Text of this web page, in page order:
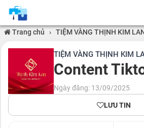
Trang chủ › TIỆM VÀNG THỊNH KIM
TIỆM VÀNG THỊNH KIM
Content
Ngày đăng: 13/09/2025
LƯU TIN